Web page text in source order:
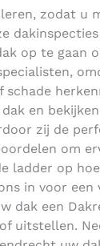
zodat u
op te gaan
en
zij de
om
ladder op
in voor
dak een
uitstellen.